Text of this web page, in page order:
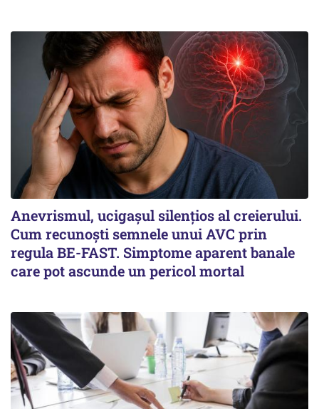
Anevrismul, ucigașul silențios al creierului.
Cum recunoști semnele unui AVC prin
regula BE-FAST. Simptome aparent banale
care pot ascunde un pericol mortal